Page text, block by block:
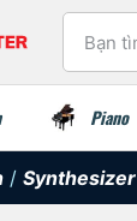
Piano
/ Synthesizer